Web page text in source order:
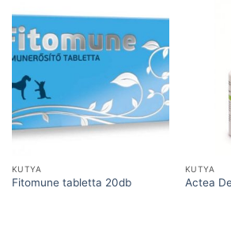
KUTYA
Fitomune tabletta 20db
KUTYA
Actea